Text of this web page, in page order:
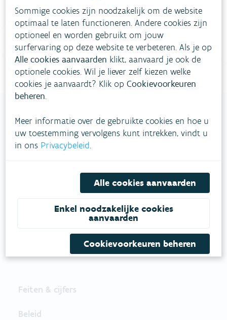
Niet gevonden wat je zocht? Vul ons
contactformulier in.
Bel gratis 1700
VLAAMSE
MILIEUMAATSCHAPPIJ
Onze leefomgeving klimaatbestendig maken?
Daarvoor zetten we samen met partners in op
een duurzaam lucht-, water- en klimaatbeleid.
VOLG VMM OP SOCIALE MEDIA
Feiten & cijfers
Beleid
Sommige cookies zijn noodzakelijk om de website
optimaal te laten functioneren. Andere cookies zijn
optioneel en worden gebruikt om jouw
surfervaring op deze website te verbeteren. Als je op
Alle cookies aanvaarden klikt, aanvaard je ook de
optionele cookies. Wil je liever zelf kiezen welke
cookies je aanvaardt? Klik opCookievoorkeuren
beheren.
Meer informatie over de gebruikte cookies en hoe u
uw toestemming vervolgens kunt intrekken, vindt u
in ons Privacybeleid.
Alle cookies aanvaarden
Enkel noodzakelijke cookies
aanvaarden
Cookievoorkeuren beheren